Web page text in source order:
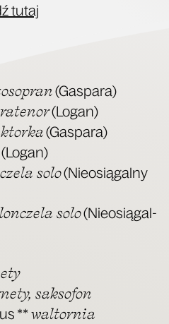
tutaj
(Gaspa­ra)
(Logan)
(Gaspa­ra)
solo(Nie­osią­gal­ny
solo(Nie­osią­gal­
sak­so­fon
** wal­tor­nia